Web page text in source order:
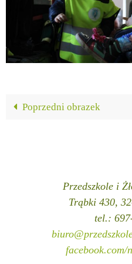
Poprzedni obrazek
Przedszkole i
Trąbki 430,
tel.: